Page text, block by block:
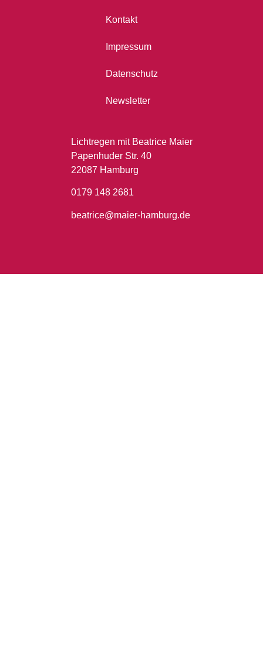
Kontakt
Impressum
Datenschutz
Newsletter
Lichtregen mit Beatrice Maier
Papenhuder Str. 40
22087 Hamburg
0179 148 2681
beatrice@maier-hamburg.de